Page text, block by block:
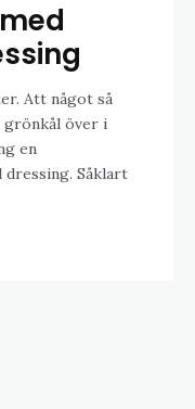
Att något så
grönkål över i
en
dressing. Såklart